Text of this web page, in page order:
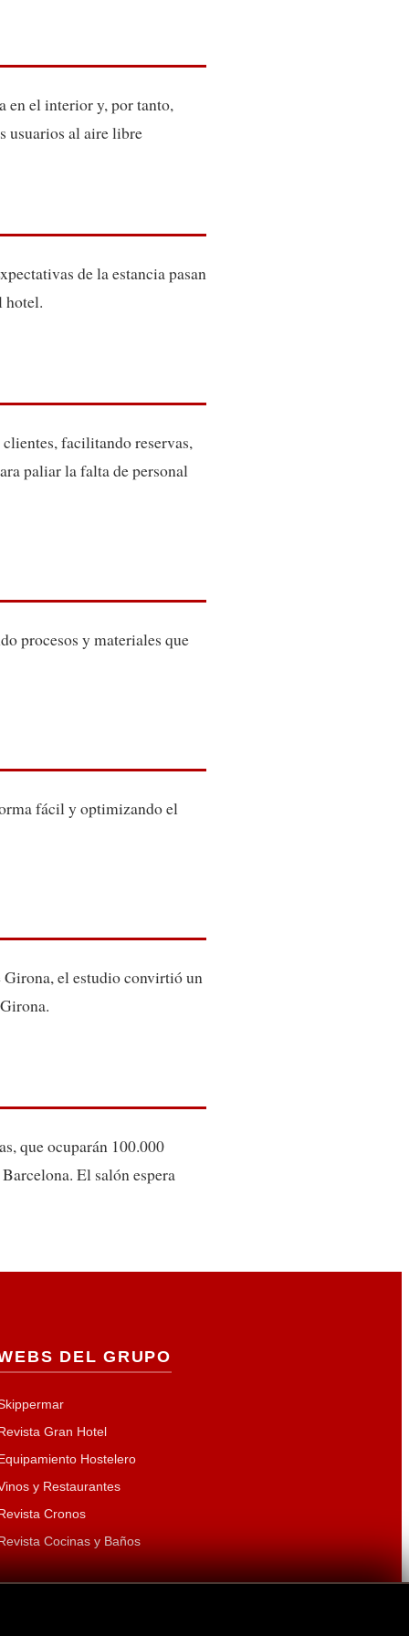
en el interior y, por tanto,
usuarios al aire libre
de la estancia pasan
hotel.
facilitando reservas,
paliar la falta de personal
procesos y materiales que
fácil y optimizando el
el estudio convirtió un
que ocuparán 100.000
El salón espera
DEL GRUPO
Gran Hotel
Hostelero
y Restaurantes
Cronos
Cocinas y Baños